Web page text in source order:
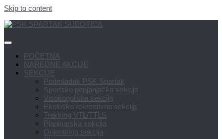
Skip to content
POČETNA
NAREDNE AKCIJE
SEKCIJE
Podmladak PSK Spartak
Sportsko penjanjačka sekcija
Visokogorska sekcija
Ekološko rekreativna sekcija
Trekking VTL/TTLS
Planinarska sekcija
Orijentiring sekcija